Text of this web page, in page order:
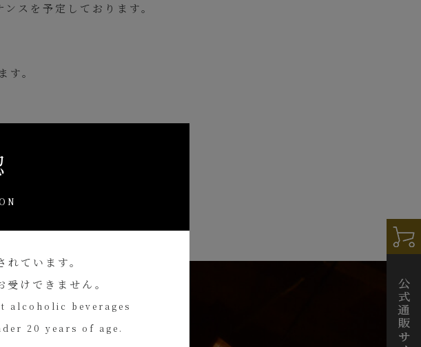
スを予定しております。
す。
れています。
受けできません。
alcoholic beverages
20 years of age.